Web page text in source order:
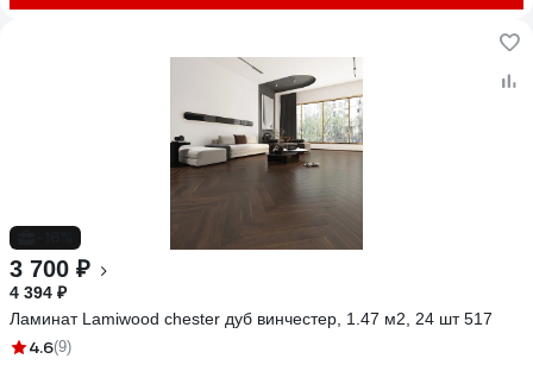
3 700 ₽
4 394 ₽
Ламинат Lamiwood chester дуб винчестер, 1.47 м2, 24 шт 517
4.6(9)